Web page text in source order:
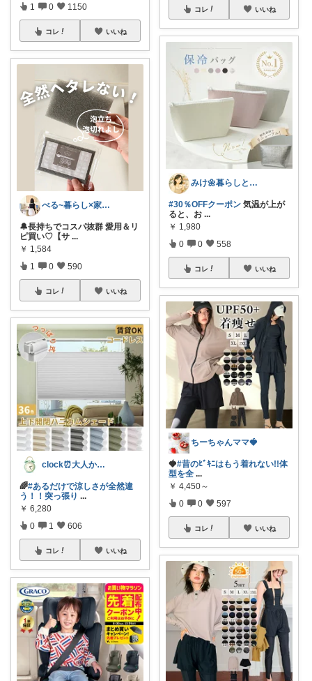
1 0 1150
コレ いいね
べる~暮らし×家事をラクに快適に
🔔長持ちでコスパ抜群 愛用＆リ
ピ買い♡【サ ...
￥ 1,584
1 0 590
コレ いいね
clock⏰大人かわいい
🌈#あるだけで涼しさが全然違
う！！突っ張り ...
￥ 6,280
0 1 606
コレ いいね
コレ いいね
みけ🌼暮らしとキッチン
#30％OFFクーポン 気温が上が
ると、お ...
￥ 1,980
0 0 558
コレ いいね
ちーちゃんママ🍓
🍓#昔のﾋﾞｷﾆはもう着れない!!体
型を全 ...
￥ 4,450～
0 0 597
コレ いいね